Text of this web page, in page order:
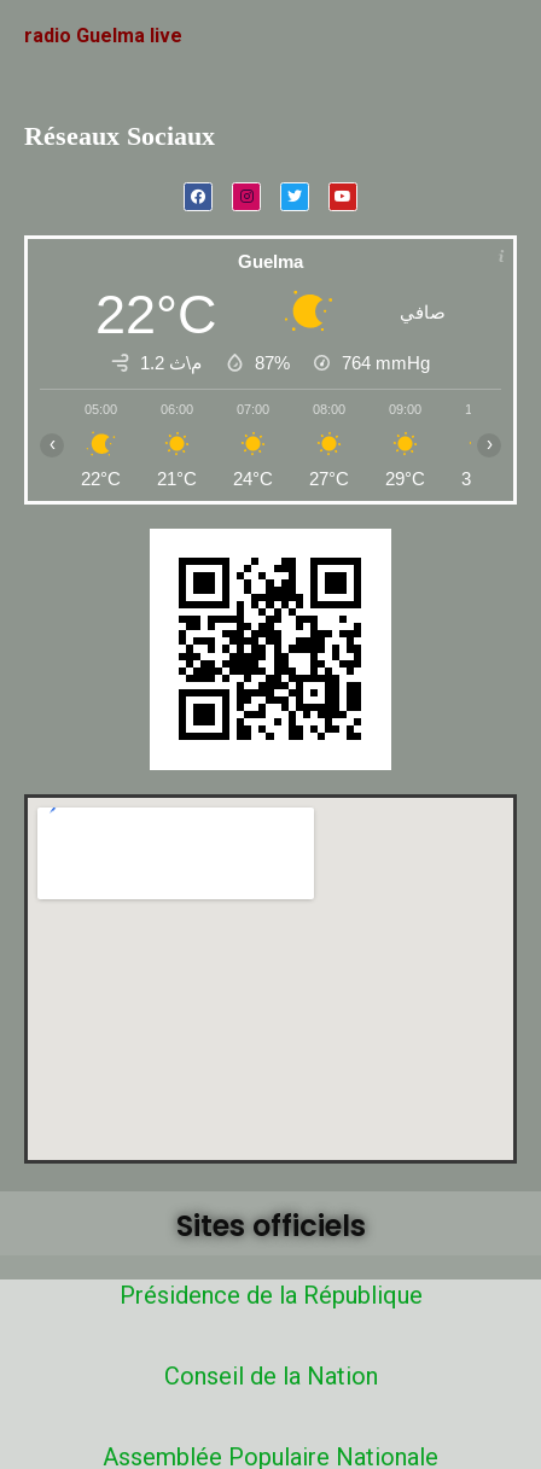
radio Guelma live
Réseaux Sociaux
Guelma
22°C صافي
1.2 م\ث 87% 764 mmHg
05:00
22°C
06:00
21°C
07:00
24°C
08:00
27°C
09:00
29°C
10:00
30°C
‹ ›
Sites officiels
Présidence de la République
Conseil de la Nation
Assemblée Populaire Nationale